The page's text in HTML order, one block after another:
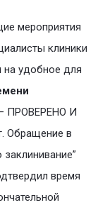
мероприятия
клиники
на удобное для
ПРОВЕРЕНО И
Обращение в
время